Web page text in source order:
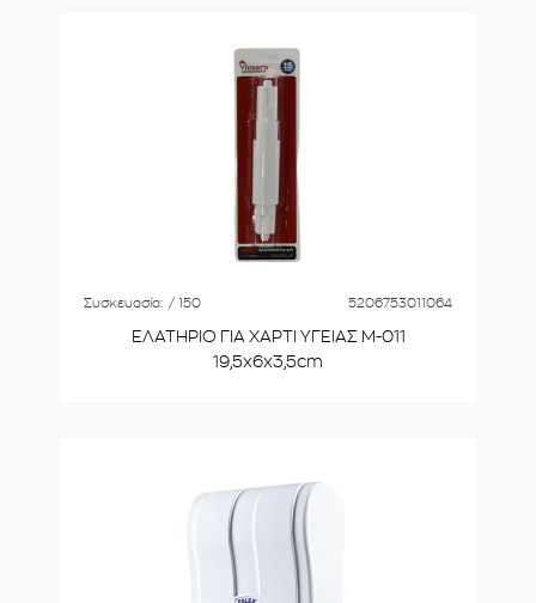
Συσκευασία: / 150 5206753011064
ΕΛΑΤΗΡΙΟ ΓΙΑ ΧΑΡΤΙ ΥΓΕΙΑΣ Μ-011
19,5x6x3,5cm